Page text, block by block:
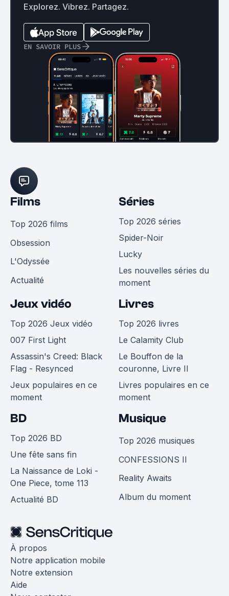
Explorez. Vibrez. Partagez.
EN SAVOIR PLUS
Films
Top 2026 films
Obsession
L'Odyssée
Actualité
Séries
Top 2026 séries
Spider-Noir
Lucky
Les nouvelles séries du
moment
Jeux vidéo
Top 2026 Jeux vidéo
007 First Light
Assassin's Creed: Black
Flag - Resynced
Jeux populaires en ce
moment
Livres
Top 2026 livres
Le Calamity Club
Le Bouffon de la
couronne, Livre II
Livres populaires en ce
moment
BD
Top 2026 BD
Une fête sans fin
La Naissance de Loki -
One Piece, tome 113
Actualité BD
Musique
Top 2026 musiques
CONFESSIONS II
Reality Awaits
Album du moment
À propos
Notre application mobile
Notre extension
Aide